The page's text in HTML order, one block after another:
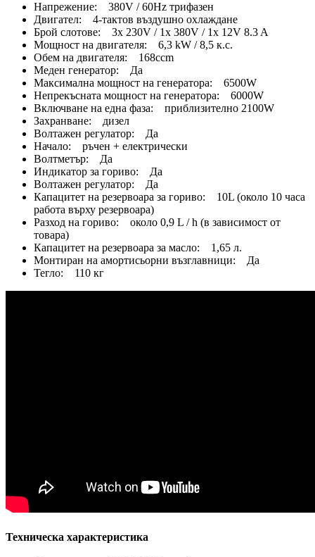
Напрежение: 380V / 60Hz трифазен
Двигател: 4-тактов въздушно охлаждане
Брой слотове: 3x 230V / 1x 380V / 1x 12V 8.3 A
Мощност на двигателя: 6,3 kW / 8,5 к.с.
Обем на двигателя: 168ccm
Меден генератор: Да
Максимална мощност на генератора: 6500W
Непрекъсната мощност на генератора: 6000W
Включване на една фаза: приблизително 2100W
Захранване: дизел
Волтажен регулатор: Да
Начало: ръчен + електрически
Волтметър: Да
Индикатор за гориво: Да
Волтажен регулатор: Да
Капацитет на резервоара за гориво: 10L (около 10 часа
работа върху резервоара)
Разход на гориво: около 0,9 L / h (в зависимост от
товара)
Капацитет на резервоара за масло: 1,65 л.
Монтиран на амортисьорни възглавници: Да
Тегло: 110 кг
Техническа характеристика